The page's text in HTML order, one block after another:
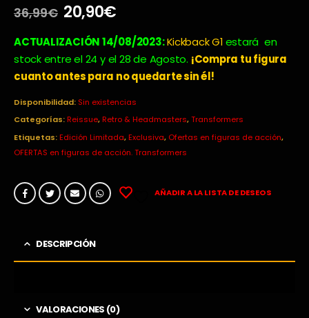
36,99€ El
original
era:
36,99€.
20,90€El
actual
es:
20,90€.
ACTUALIZACIÓN 14/08/2023:Kickback G1 estará en
stock entre el 24 y el 28 de Agosto. ¡Compra tu figura
cuanto antes para no quedarte sin él!
Disponibilidad: Sin existencias
Categorías:Reissue,Retro & Headmasters,Transformers
Etiquetas:Edición Limitada,Exclusiva, Ofertas en figuras de acción,
OFERTAS en figuras de acción. Transformers
AÑADIR A LA LISTA DE DESEOS
DESCRIPCIÓN
VALORACIONES (0)